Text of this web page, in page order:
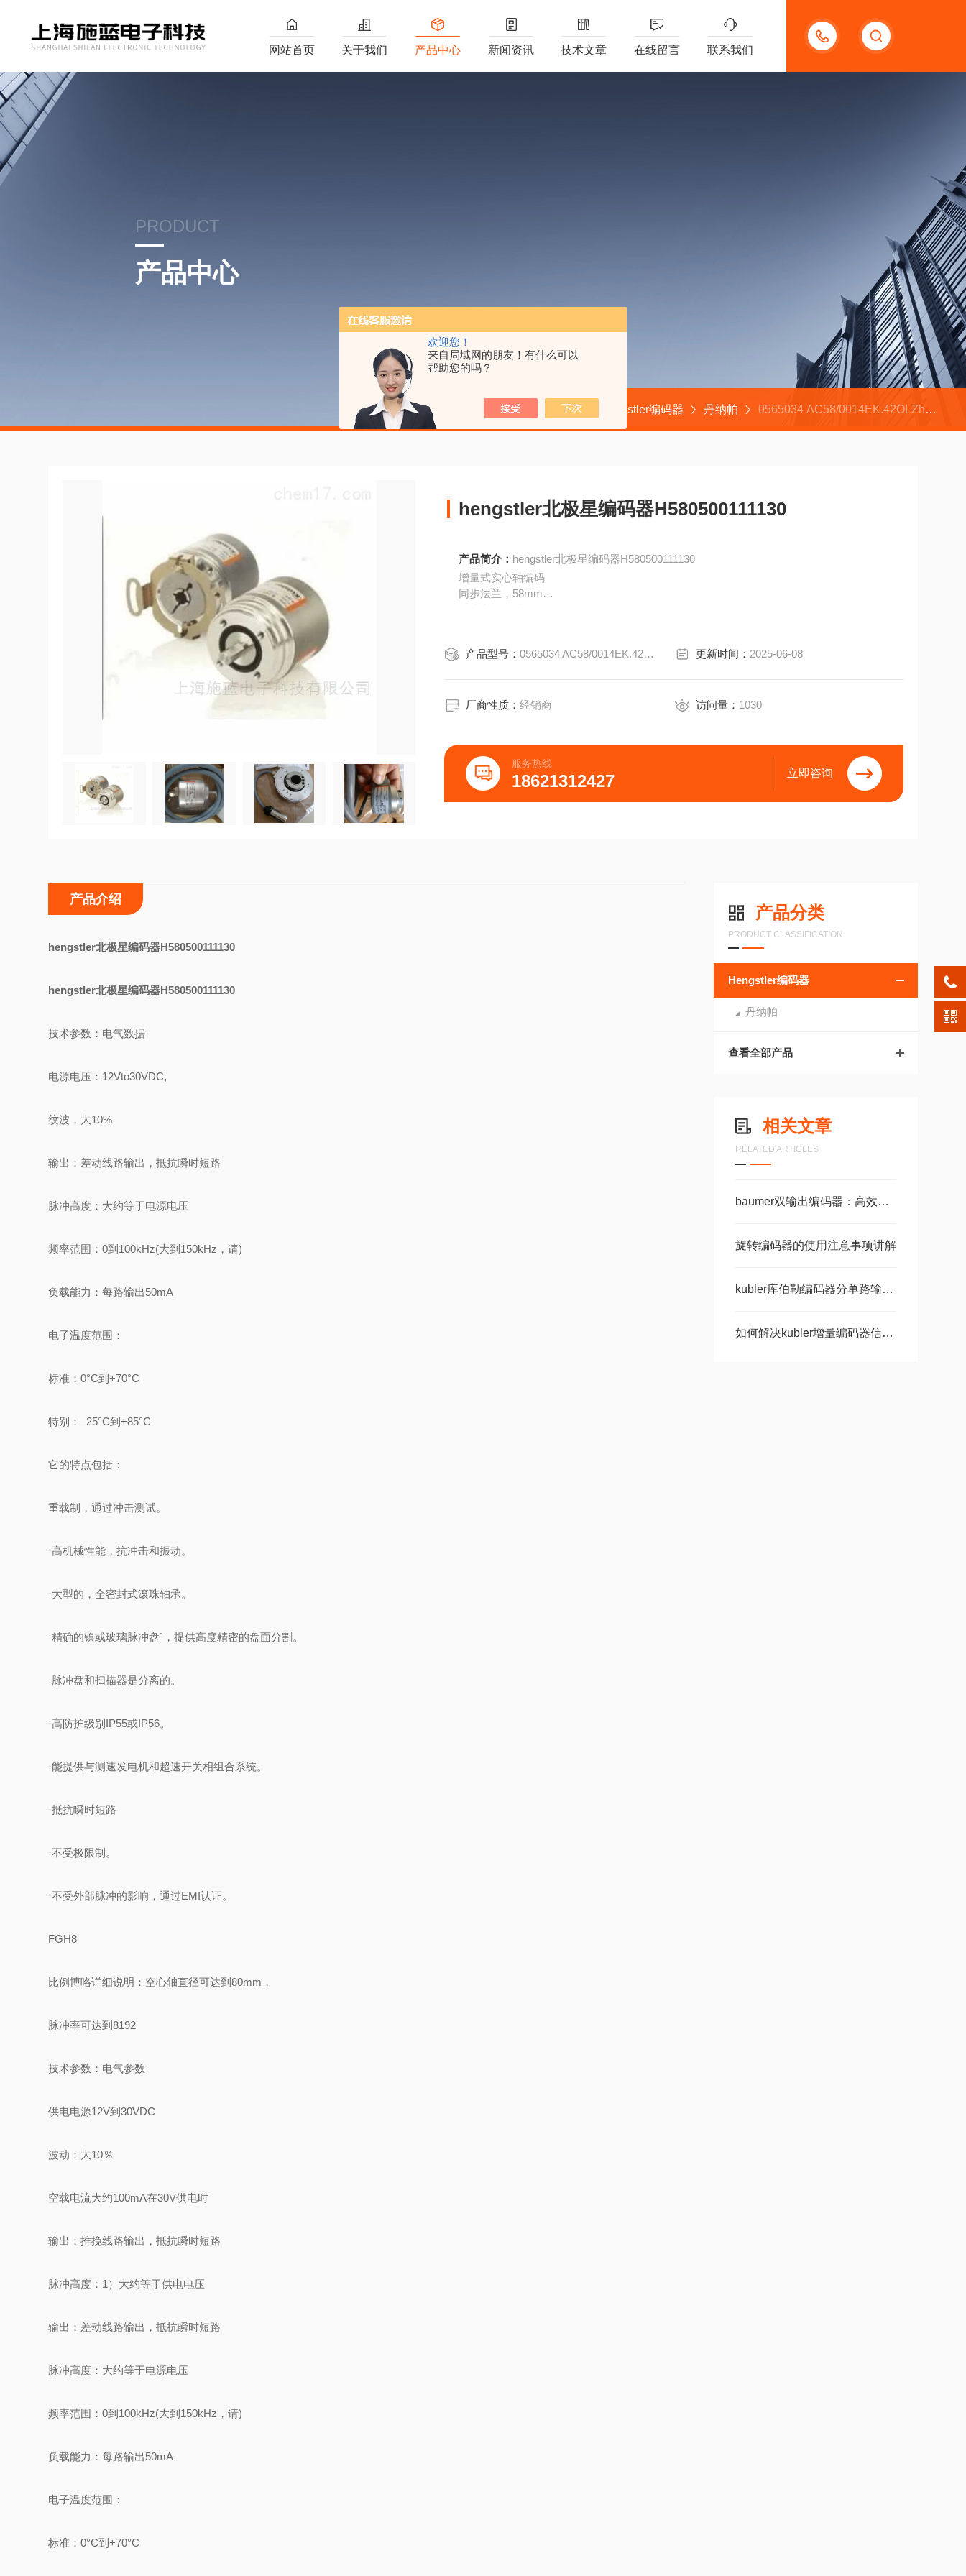
欢迎您！
来自局域网的朋友！有什么可以
帮助您的吗？
18621312427
网站首页 关于我们 产品中心 新闻资讯 技术文章 在线留言 联系我们
PRODUCT
产品中心
首页 产品中心 Hengstler编码器 丹纳帕 0565034 AC58/0014EK.42OLZhengstler北极星编码器H580500111130
hengstler北极星编码器H580500111130
产品简介： hengstler北极星编码器H580500111130
增量式实心轴编码
同步法兰，58mm
弹性安装，电缆弯曲半径R≥100mm
夹紧法兰，58mm
弹性安装，电缆弯曲半径R≥100mm
固定安装，电缆弯曲半径R≥4
产品型号： 0565034 AC58/0014EK.42OLZ 更新时间： 2025-06-08
厂商性质：经销商 访问量： 1030
服务热线
18621312427 立即咨询
产品分类
PRODUCT CLASSIFICATION
Hengstler编码器
丹纳帕
查看全部产品
相关文章
RELATED ARTICLES
baumer双输出编码器：高效解码与精准控制的利器
旋转编码器的使用注意事项讲解
kubler库伯勒编码器分单路输出和双路输出
如何解决kubler增量编码器信号干扰问题？
产品介绍
hengstler北极星编码器H580500111130
hengstler北极星编码器H580500111130
技术参数：电气数据
电源电压：12Vto30VDC,
纹波，大10%
输出：差动线路输出，抵抗瞬时短路
脉冲高度：大约等于电源电压
频率范围：0到100kHz(大到150kHz，请)
负载能力：每路输出50mA
电子温度范围：
标准：0°C到+70°C
特别：–25°C到+85°C
它的特点包括：
重载制，通过冲击测试。
·高机械性能，抗冲击和振动。
·大型的，全密封式滚珠轴承。
·精确的镍或玻璃脉冲盘`，提供高度精密的盘面分割。
·脉冲盘和扫描器是分离的。
·高防护级别IP55或IP56。
·能提供与测速发电机和超速开关相组合系统。
·抵抗瞬时短路
·不受极限制。
·不受外部脉冲的影响，通过EMI认证。
FGH8
比例博咯详细说明：空心轴直径可达到80mm，
脉冲率可达到8192
技术参数：电气参数
供电电源12V到30VDC
波动：大10％
空载电流大约100mA在30V供电时
输出：推挽线路输出，抵抗瞬时短路
脉冲高度：1）大约等于供电电压
输出：差动线路输出，抵抗瞬时短路
脉冲高度：大约等于电源电压
频率范围：0到100kHz(大到150kHz，请)
负载能力：每路输出50mA
电子温度范围：
标准：0°C到+70°C